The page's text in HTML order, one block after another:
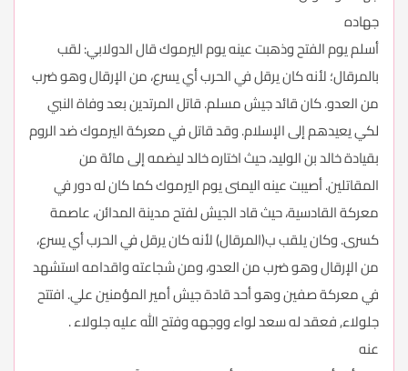
جهاده
أسلم يوم الفتح وذهبت عينه يوم اليرموك قال الدولابي: لقب
بالمرقال؛ لأنه كان يرقل في الحرب أي يسرع، من الإرقال وهو ضرب
من العدو. كان قائد جيش مسلم. قاتل المرتدين بعد وفاة النبي
لكي يعيدهم إلى الإسلام. وقد قاتل في معركة اليرموك ضد الروم
بقيادة خالد بن الوليد، حيث اختاره خالد ليضمه إلى مائة من
المقاتلين. أصيبت عينه اليمنى يوم اليرموك كما كان له دور في
معركة القادسية، حيث قاد الجيش لفتح مدينة المدائن، عاصمة
كسرى. وكان يلقب ب(المرقال) لأنه كان يرقل في الحرب أي يسرع،
من الإرقال وهو ضرب من العدو، ومن شجاعته واقدامه استشهد
في معركة صفين وهو أحد قادة جيش أمير المؤمنين علي. افتتح
جلولاء, فعقد له سعد لواء ووجهه وفتح الله عليه جلولاء .
عنه